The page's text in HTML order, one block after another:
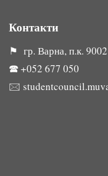
Контакти
⚑ гр. Варна, п.к.
🕿+052 677 050
🖂